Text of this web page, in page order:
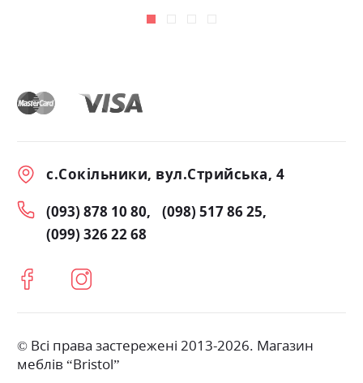
с.Сокільники, вул.Стрийська, 4
(093) 878 10 80
(098) 517 86 25
(099) 326 22 68
© Всі права застережені 2013-2026. Магазин
меблів “Bristol”